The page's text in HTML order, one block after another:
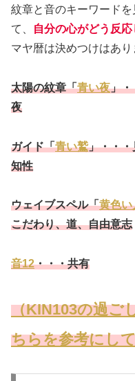
紋章と音のキーワード
て、
自分の心がどう反
マヤ暦は決めつけはあ
太陽の紋章「青い夜」・
夜
ガイド「青い鷲」・・・
知性
ウェイブスペル「黄色い
こだわり、道、自由意志
音12・・・共有
（KIN103の過ご
ちらを参考にし